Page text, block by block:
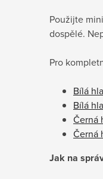
Použijte
dospělé.
Pro
Bílá
Bílá
Černá
Černá
Jak na